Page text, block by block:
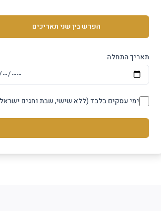
הפרש בין שני תאריכים
תאריך התחלה
ימי עסקים בלבד (ללא שישי, שבת וחגים